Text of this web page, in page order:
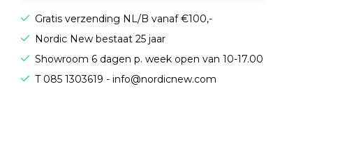
Gratis verzending NL/B vanaf €100,-
Nordic New bestaat 25 jaar
Showroom 6 dagen p. week open van 10-17.00
T 085 1303619 -info@nordicnew.com